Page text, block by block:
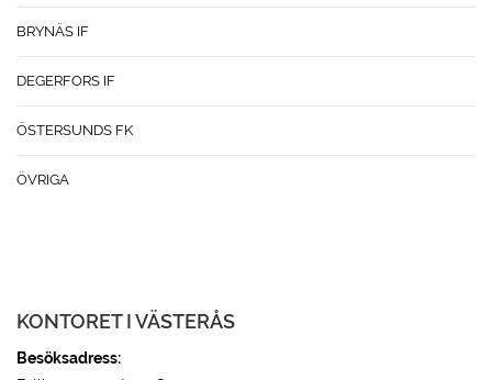
BRYNÄS IF
DEGERFORS IF
ÖSTERSUNDS FK
ÖVRIGA
KONTORET I VÄSTERÅS
Besöksadress: